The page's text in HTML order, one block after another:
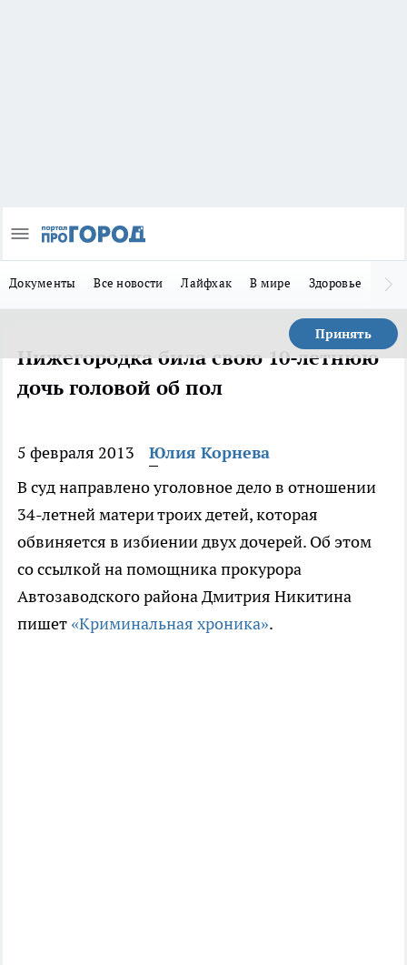
Документы Все новости Лайфхак В мире Здоровье
Принять
Нижегородка била свою 10-летнюю
дочь головой об пол
5 февраля 2013
Юлия Корнева
В суд направлено уголовное дело в отношении
34-летней матери троих детей, которая
обвиняется в избиении двух дочерей. Об этом
со ссылкой на помощника прокурора
Автозаводского района Дмитрия Никитина
пишет «Криминальная хроника».